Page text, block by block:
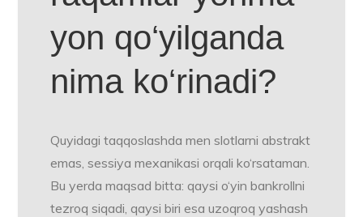
yon qo‘yilganda
nima ko‘rinadi?
Quyidagi taqqoslashda men slotlarni abstrakt
emas, sessiya mexanikasi orqali ko‘rsataman.
Bu yerda maqsad bitta: qaysi o‘yin bankrollni
tezroq siqadi, qaysi biri esa uzoqroq yashash